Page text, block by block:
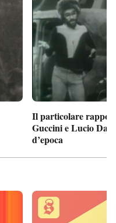
Il particolare
Guccini e Lucio
d’epoca